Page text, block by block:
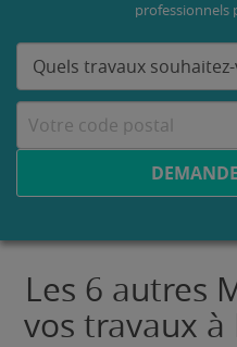
professionnels
Les 6 autres
vos travaux à